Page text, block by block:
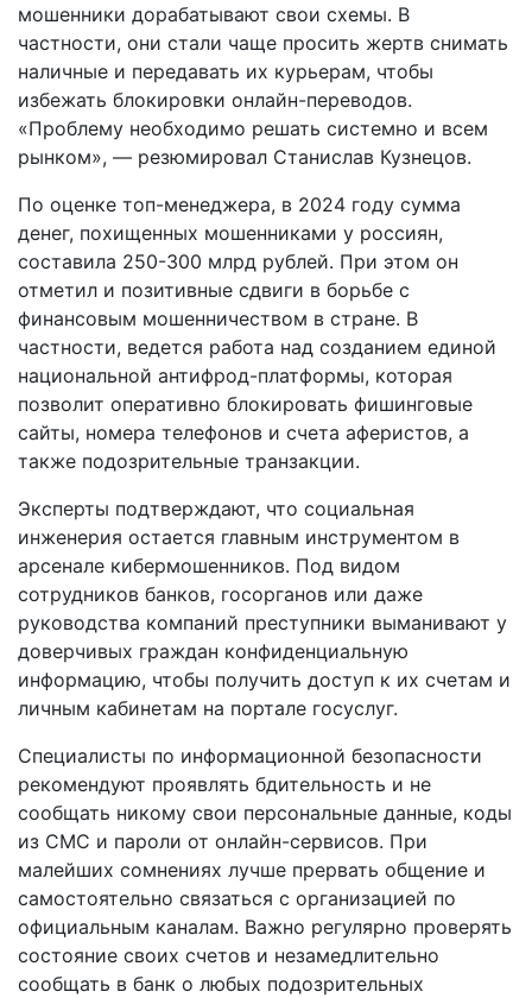
мошенники дорабатывают свои схемы. В
частности, они стали чаще просить жертв снимать
наличные и передавать их курьерам, чтобы
избежать блокировки онлайн-переводов.
«Проблему необходимо решать системно и всем
рынком», — резюмировал Станислав Кузнецов.
По оценке топ-менеджера, в 2024 году сумма
денег, похищенных мошенниками у россиян,
составила 250-300 млрд рублей. При этом он
отметил и позитивные сдвиги в борьбе с
финансовым мошенничеством в стране. В
частности, ведется работа над созданием единой
национальной антифрод-платформы, которая
позволит оперативно блокировать фишинговые
сайты, номера телефонов и счета аферистов, а
также подозрительные транзакции.
Эксперты подтверждают, что социальная
инженерия остается главным инструментом в
арсенале кибермошенников. Под видом
сотрудников банков, госорганов или даже
руководства компаний преступники выманивают у
доверчивых граждан конфиденциальную
информацию, чтобы получить доступ к их счетам и
личным кабинетам на портале госуслуг.
Специалисты по информационной безопасности
рекомендуют проявлять бдительность и не
сообщать никому свои персональные данные, коды
из СМС и пароли от онлайн-сервисов. При
малейших сомнениях лучше прервать общение и
самостоятельно связаться с организацией по
официальным каналам. Важно регулярно проверять
состояние своих счетов и незамедлительно
сообщать в банк о любых подозрительных